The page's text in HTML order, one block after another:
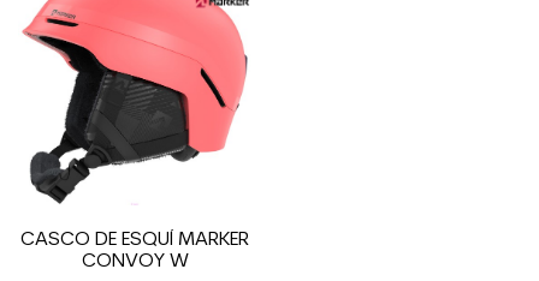
CASCO DE ESQUÍ MARKER
CONVOY W